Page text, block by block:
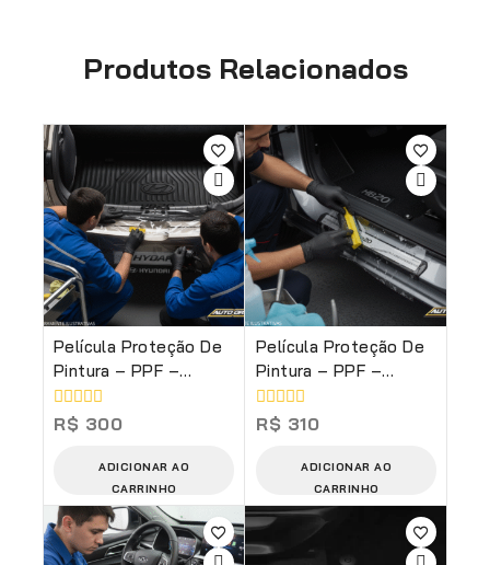
Produtos Relacionados
Película Proteção De
Pintura – PPF –
Soleira Do Porta-
Malas (Serviço)
0
R$ 300
ADICIONAR AO
CARRINHO
Película Proteção De
Pintura – PPF –
Soleira Das Portas
(Serviço)
0
R$ 310
ADICIONAR AO
CARRINHO